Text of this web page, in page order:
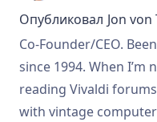
Опубликовал Jon
Co-Founder/CEO.
since 1994. When
reading Vivaldi
with vintage